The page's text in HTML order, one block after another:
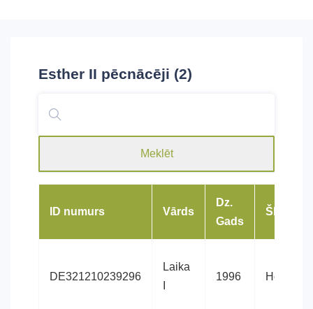
Esther II pēcnācēji (2)
Meklēt
ID numurs Vārds
Dz.
Gads
Šķirne
DE321210239296
Laika
1996